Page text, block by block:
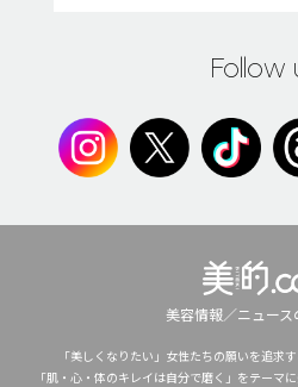
Follow
美容情報／ニュー
「美しくなりたい」女性たちの願いを追求
「肌・心・体のキレイは自分で磨く」をテーマ